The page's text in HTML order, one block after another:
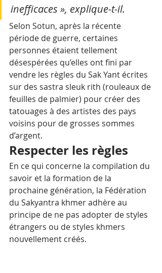
inefficaces », explique-t-il.
Selon Sotun, après la récente
période de guerre, certaines
personnes étaient tellement
désespérées qu’elles ont fini par
vendre les règles du Sak Yant écrites
sur des sastra sleuk rith (rouleaux de
feuilles de palmier) pour créer des
tatouages à des artistes des pays
voisins pour de grosses sommes
d’argent.
Respecter les règles
En ce qui concerne la compilation du
savoir et la formation de la
prochaine génération, la Fédération
du Sakyantra khmer adhère au
principe de ne pas adopter de styles
étrangers ou de styles khmers
nouvellement créés.